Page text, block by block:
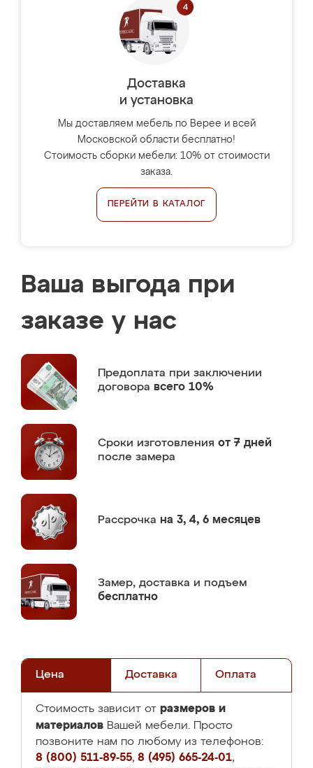
Доставка
и установка
Мы доставляем мебель по Верее и всей
Московской области бесплатно!
Стоимость сборки мебели: 10% от стоимости
заказа.
ПЕРЕЙТИ В КАТАЛОГ
Ваша выгода при
заказе у нас
Предоплата при заключении
договора всего 10%
Сроки изготовления от 7 дней
после замера
Рассрочка на 3, 4, 6 месяцев
Замер, доставка и подъем
бесплатно
Цена Доставка Оплата
Стоимость зависит от размеров и
материалов Вашей мебели. Просто
позвоните нам по любому из телефонов:
8 (800) 511-89-55, 8 (495) 665-24-01,